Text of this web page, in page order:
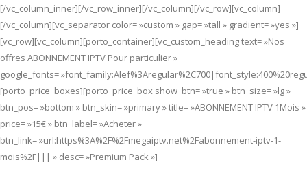
[/vc_column_inner][/vc_row_inner][/vc_column][/vc_row][vc_column]
[/vc_column][vc_separator color= »custom » gap= »tall » gradient= »yes »]
[vc_row][vc_column][porto_container][vc_custom_heading text= »Nos
offres ABONNEMENT IPTV Pour particulier »
google_fonts=
[porto_price_boxes][porto_price_box show_btn= »true » btn_size= »lg »
btn_pos= »bottom » btn_skin= »primary » title= »ABONNEMENT IPTV 1Mois »
price= »15€ » btn_label= »Acheter »
btn_link= »url:https%3A%2F%2Fmegaiptv.net%2Fabonnement-iptv-1-
mois%2F||| » desc= »Premium Pack »]